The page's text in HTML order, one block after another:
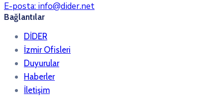
E-posta: info@dider.net
Bağlantılar
DİDER
İzmir Ofisleri
Duyurular
Haberler
İletişim